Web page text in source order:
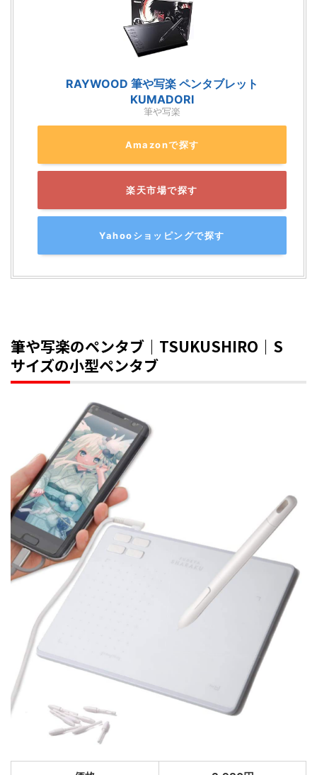
RAYWOOD 筆や写楽 ペンタブレット
KUMADORI
筆や写楽
Amazonで探す
楽天市場で探す
Yahooショッピングで探す
筆や写楽のペンタブ｜TSUKUSHIRO｜S
サイズの小型ペンタブ